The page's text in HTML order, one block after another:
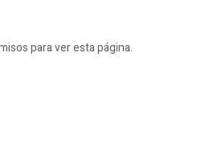
para ver esta página.